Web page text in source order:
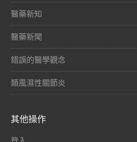
醫藥新知
醫藥新聞
錯誤的醫學觀念
類風濕性關節炎
其他操作